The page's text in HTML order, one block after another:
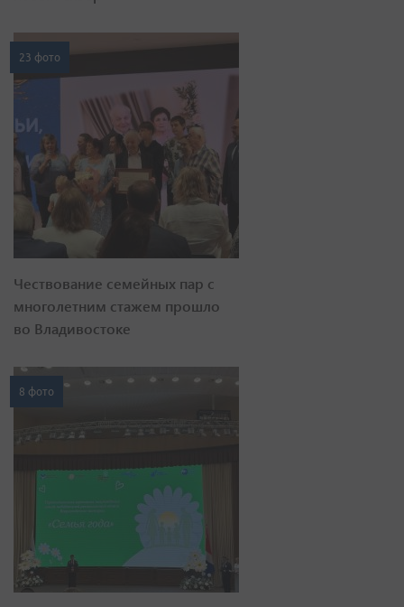
23 фото
Чествование семейных пар с
многолетним стажем прошло
во Владивостоке
8 фото